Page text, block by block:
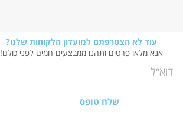
עוד לא הצטרפתם למועדון הלקוחות שלנו?
אנא מלאו פרטים ותהנו ממבצעים חמים לפני כולם!
שלח טופס